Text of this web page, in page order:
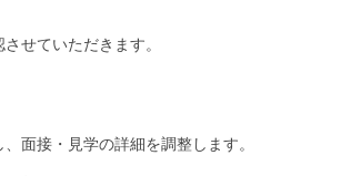
せていただきます。
面接・見学の詳細を調整します。